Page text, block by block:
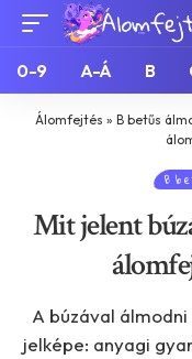
0-9 A-Á B
Álomfejtés » B betűs
B
Mit jelent
A búzával
jelképe: anyagi